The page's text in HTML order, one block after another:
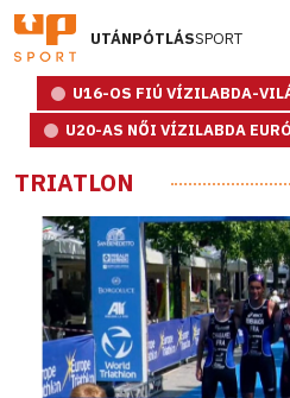
UTÁNPÓTLÁSSPORT
U16-OS FIÚ VÍZILABDA-
U20-AS NŐI VÍZILABDA
TRIATLON